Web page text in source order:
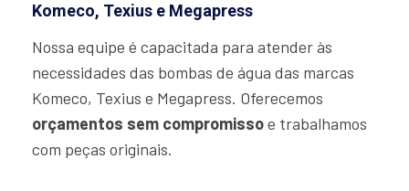
Komeco, Texius e Megapress
Nossa equipe é capacitada para atender às
necessidades das bombas de água das marcas
Komeco, Texius e Megapress. Oferecemos
orçamentos sem compromissoe trabalhamos
com peças originais.